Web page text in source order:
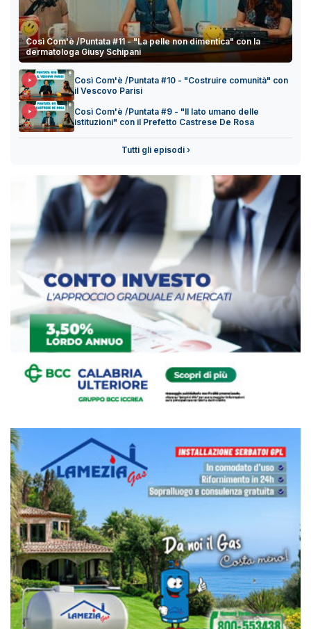
Così Com'è /Puntata #11 - "La pelle non dimentica" con la
dermatologa Giusy Schipani
Così Com'è /Puntata #10 - "Costruire comunità" con
il Vescovo Parisi
Così Com'è /Puntata #9 - "Il lato umano delle
istituzioni" con il Prefetto Castrese De Rosa
Tutti gli episodi ›